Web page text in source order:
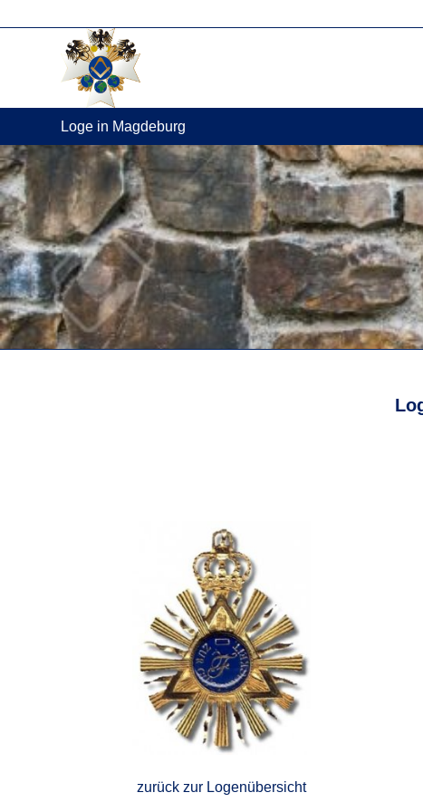
Loge in Magdeburg
zurück zur Logenübersicht